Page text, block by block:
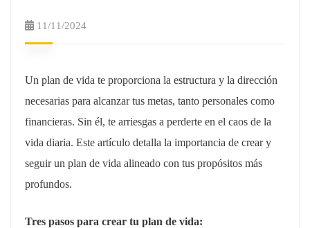
11/11/2024
Un plan de vida te proporciona la estructura y la dirección
necesarias para alcanzar tus metas, tanto personales como
financieras. Sin él, te arriesgas a perderte en el caos de la
vida diaria. Este artículo detalla la importancia de crear y
seguir un plan de vida alineado con tus propósitos más
profundos.
Tres pasos para crear tu plan de vida: